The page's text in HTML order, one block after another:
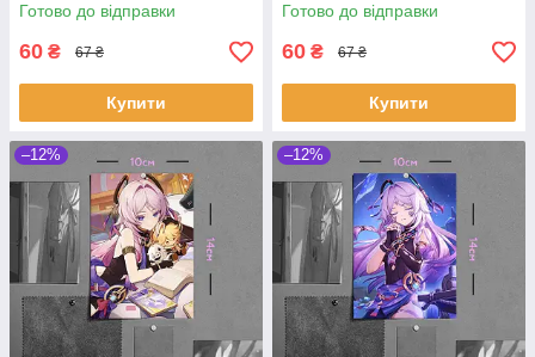
Готово до відправки
60 ₴ 67 ₴
Купити
Готово до відправки
60 ₴ 67 ₴
Купити
–12% –12%